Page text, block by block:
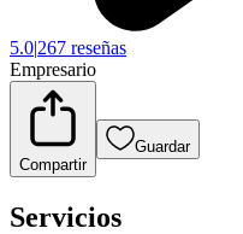
5.0|267 reseñas
Empresario
Compartir
Guardar
Servicios